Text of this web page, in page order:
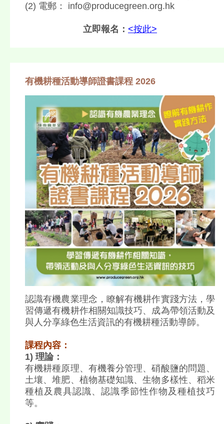
(2) 電郵： info@producegreen.org.hk
立即報名： <按此>
有機耕種活動導師證書課程 2026
認識有機農業理念，瞭解有機耕作實踐方法，學
習傳遞有機耕作相關知識技巧、成為帶領活動及
與人分享綠色生活資訊的有機耕種活動導師。
課程內容：
1) 理論：
有機耕種原理、有機養分管理、硝酸鹽的問題、
土壤、堆肥、植物基礎知識、生物多樣性、稻米
種植及農具認識、認識季節性作物及種植技巧
等。